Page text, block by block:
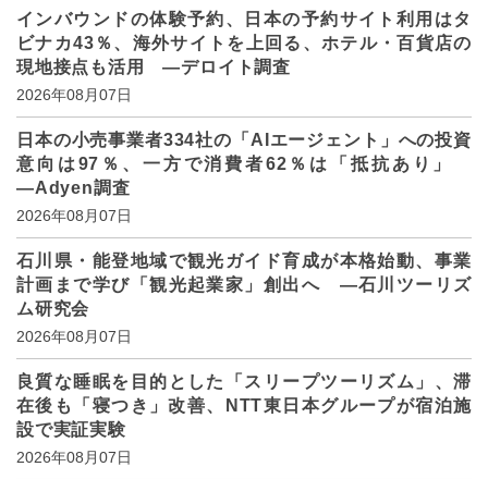
インバウンドの体験予約、日本の予約サイト利用はタ
ビナカ43％、海外サイトを上回る、ホテル・百貨店の
現地接点も活用 ―デロイト調査
2026年08月07日
日本の小売事業者334社の「AIエージェント」への投資
意向は97％、一方で消費者62％は「抵抗あり」
―Adyen調査
2026年08月07日
石川県・能登地域で観光ガイド育成が本格始動、事業
計画まで学び「観光起業家」創出へ ―石川ツーリズ
ム研究会
2026年08月07日
良質な睡眠を目的とした「スリープツーリズム」、滞
在後も「寝つき」改善、NTT東日本グループが宿泊施
設で実証実験
2026年08月07日